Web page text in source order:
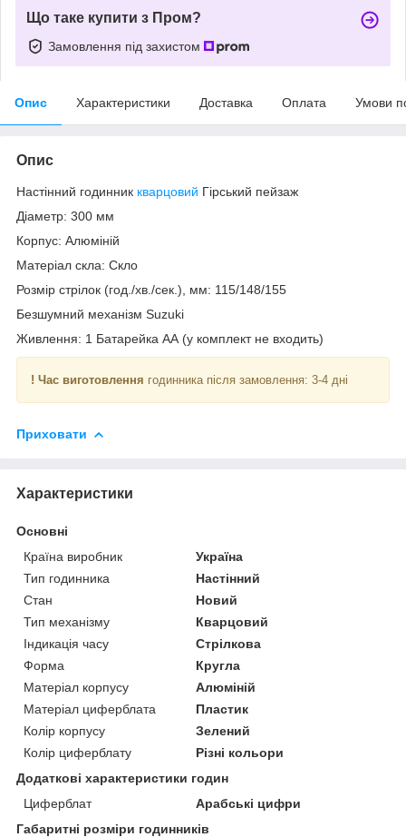
Що таке купити з Пром?
Замовлення під захистом
Опис Характеристики Доставка Оплата Умови
Опис
Настінний годинник кварцовий Гірський пейзаж
Діаметр: 300 мм
Корпус: Алюміній
Матеріал скла: Скло
Розмір стрілок (год./хв./сек.), мм: 115/148/155
Безшумний механізм Suzuki
Живлення: 1 Батарейка АА (у комплект не входить)
! Час виготовлення годинника після замовлення: 3-4 дні
Приховати
Характеристики
Основні
Країна виробник
Україна
Тип годинника
Настінний
Стан
Новий
Тип механізму
Кварцовий
Індикація часу
Стрілкова
Форма
Кругла
Матеріал корпусу
Алюміній
Матеріал циферблата
Пластик
Колір корпусу
Зелений
Колір циферблату
Різні кольори
Додаткові характеристики годин
Циферблат
Арабські цифри
Габаритні розміри годинників